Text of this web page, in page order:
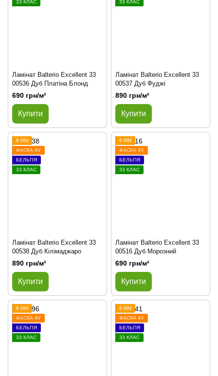
33 КЛАС
Ламінат Balterio Excellent 33
00536 Дуб Платіна Блонд
690 грн/м²
Купити
33 КЛАС
Ламінат Balterio Excellent 33
00537 Дуб Фуджі
890 грн/м²
Купити
8 ММ
ФАСКА 4V
БЕЛЬГІЯ
33 КЛАС
Ламінат Balterio Excellent 33
00538 Дуб Кілімаджаро
890 грн/м²
Купити
8 ММ
ФАСКА 4V
БЕЛЬГІЯ
33 КЛАС
Ламінат Balterio Excellent 33
00516 Дуб Морозний
690 грн/м²
Купити
8 ММ
ФАСКА 4V
БЕЛЬГІЯ
33 КЛАС
8 ММ
ФАСКА 4V
БЕЛЬГІЯ
33 КЛАС